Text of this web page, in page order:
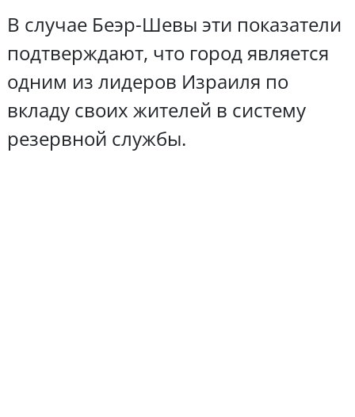
В случае Беэр-Шевы эти показатели
подтверждают, что город является
одним из лидеров Израиля по
вкладу своих жителей в систему
резервной службы.